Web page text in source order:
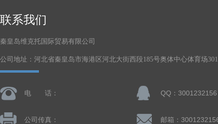
联系我们
秦皇岛维克托国际贸易有限公司
公司地址：河北省秦皇岛市海港区河北大街西段185号奥体中心体育场
电 话： QQ：3001232156
公司传真： 邮箱：